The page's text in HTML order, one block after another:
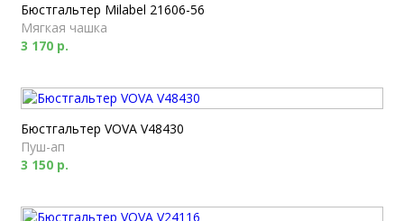
Бюстгальтер Milabel 21606-56
Мягкая чашка
3 170 р.
Бюстгальтер VOVA V48430
Пуш-ап
3 150 р.